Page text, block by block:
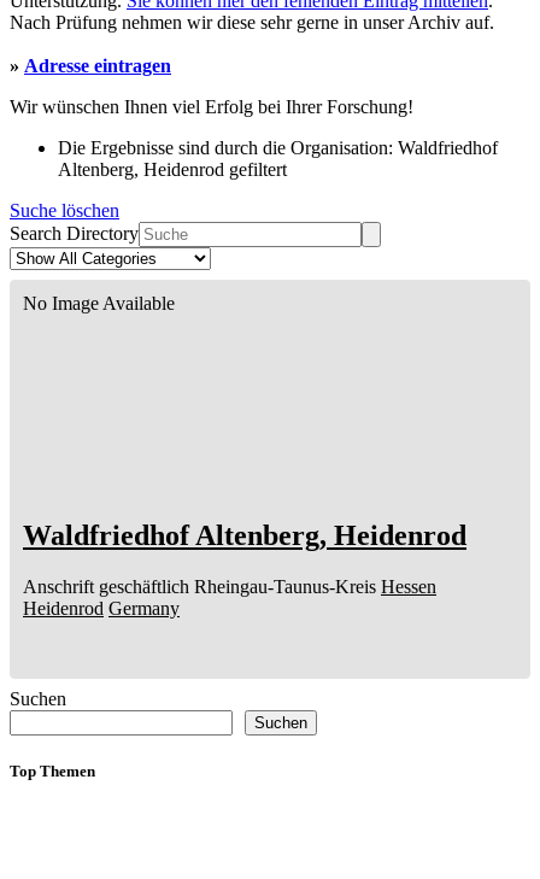
Nach Prüfung nehmen wir diese sehr gerne in unser Archiv auf.
» Adresse eintragen
Wir wünschen Ihnen viel Erfolg bei Ihrer Forschung!
Die Ergebnisse sind durch die Organisation: Waldfriedhof
Altenberg, Heidenrod gefiltert
Suche löschen
Search Directory
No Image Available
Waldfriedhof Altenberg, Heidenrod
Anschrift geschäftlich Rheingau-Taunus-Kreis Hessen
Heidenrod Germany
Suchen
Suchen
Top Themen